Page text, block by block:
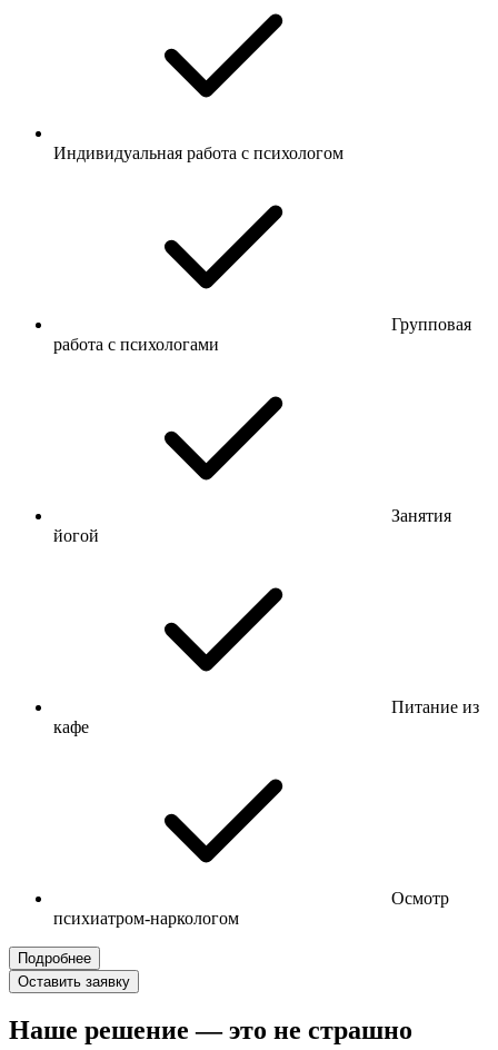
Индивидуальная работа с психологом
Групповая
работа с психологами
Занятия
йогой
Питание из
кафе
Осмотр
психиатром-наркологом
Подробнее
Оставить заявку
Наше решение — это не страшно